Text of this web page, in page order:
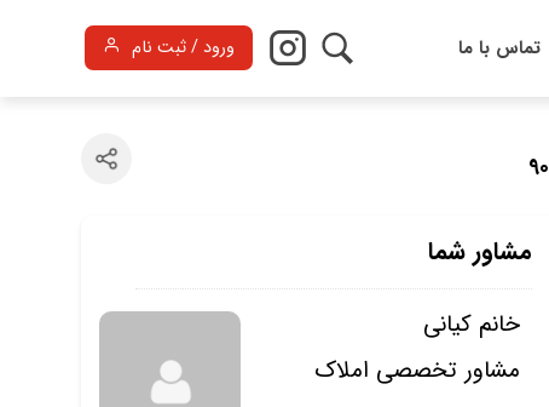
تماس با ما ورود / ثبت نام
مشاور شما
خانم کیانی
مشاور تخصصی املاک